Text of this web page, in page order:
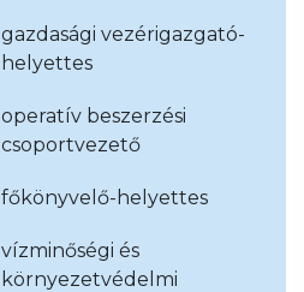
gazdasági vezérigazgató-
helyettes
operatív beszerzési
csoportvezető
főkönyvelő-helyettes
vízminőségi és
környezetvédelmi